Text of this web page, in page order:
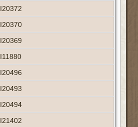
I20372
I20370
I20369
I11880
I20496
I20493
I20494
I21402